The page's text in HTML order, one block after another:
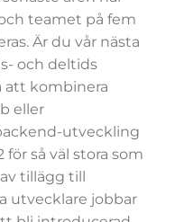
teamet på fem
Är du vår nästa
och deltids
att kombinera
eller
utveckling
för så väl stora som
tillägg till
utvecklare jobbar